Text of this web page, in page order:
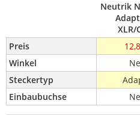
Neutrik
XLR/
Preis
Winkel
Steckertyp
Einbaubuchse